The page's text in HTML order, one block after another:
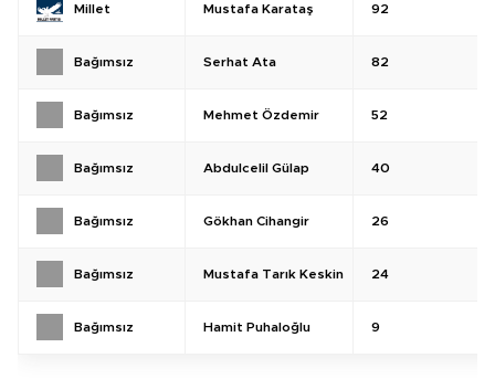
Millet Mustafa Karataş 92
Bağımsız Serhat Ata 82
Bağımsız Mehmet Özdemir 52
Bağımsız Abdulcelil Gülap 40
Bağımsız Gökhan Cihangir 26
Bağımsız Mustafa Tarık Keskin 24
Bağımsız Hamit Puhaloğlu 9